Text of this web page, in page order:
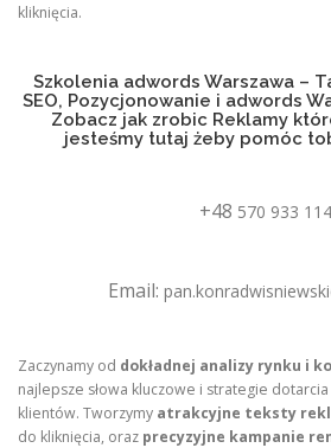
kliknięcia.
Szkolenia adwords Warszawa –
SEO, Pozycjonowanie i adwords
Zobacz jak zrobic Reklamy
jesteśmy tutaj żeby pomóc
+48 570 933 114
Email:
Zaczynamy od dokładnej analizy rynku i
najlepsze słowa kluczowe i strategie
klientów. Tworzymy atrakcyjne teksty
do kliknięcia, oraz precyzyjne kampanie